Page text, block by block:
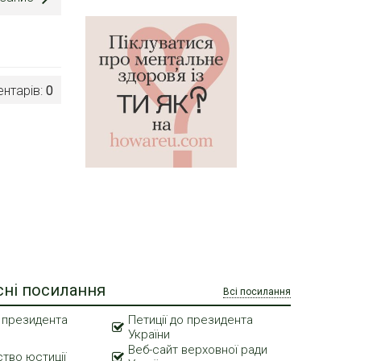
0
посилання Всі посилання
Петиції до президента
України
юстиції
Веб-сайт верховної ради